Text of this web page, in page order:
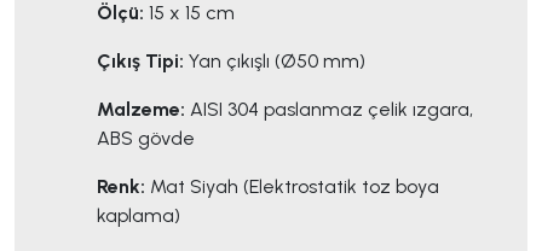
Ölçü: 15 x 15 cm
Çıkış Tipi: Yan çıkışlı (Ø50 mm)
Malzeme: AISI 304 paslanmaz çelik ızgara,
ABS gövde
Renk: Mat Siyah (Elektrostatik toz boya
kaplama)